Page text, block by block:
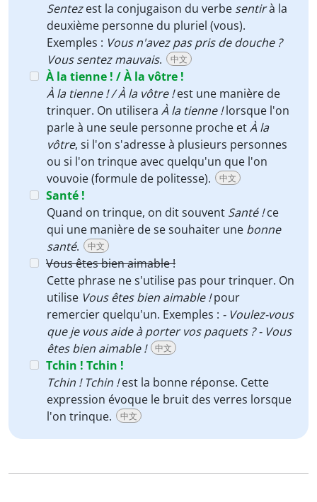
Sentezest la conjugaison du verbe sentirà la
deuxième personne du pluriel (vous).
Exemples : Vous n'avez pas pris de douche ?
Vous sentez mauvais. 中文
À la tienne ! / À la vôtre !
À la tienne ! / À la vôtre !est une manière de
trinquer. On utilisera À la tienne !lorsque l'on
parle à une seule personne proche etÀ la
vôtre, si l'on s'adresse à plusieurs personnes
ou si l'on trinque avec quelqu'un que l'on
vouvoie (formule de politesse).
中文
Santé !
Quand on trinque, on dit souvent Santé !ce
qui une manière de se souhaiter une bonne
santé. 中文
Vous êtes bien aimable !
Cette phrase ne s'utilise pas pour trinquer. On
utilise Vous êtes bien aimable !pour
remercier quelqu'un. Exemples : - Voulez-vous
que je vous aide à porter vos paquets ? - Vous
êtes bien aimable !
中文
Tchin ! Tchin !
Tchin ! Tchin !est la bonne réponse. Cette
expression évoque le bruit des verres lorsque
l'on trinque.
中文